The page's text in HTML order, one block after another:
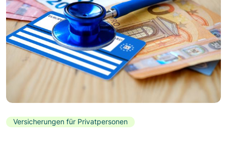
Versicherungen für Privatpersonen